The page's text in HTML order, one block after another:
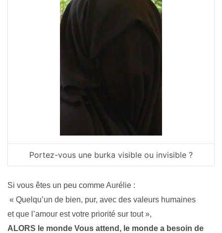
Portez-vous une burka visible ou invisible ?
Si vous êtes un peu comme Aurélie :
« Quelqu’un de bien, pur, avec des valeurs humaines
et que l’amour est votre priorité sur tout »,
ALORS le monde Vous attend, le monde a besoin de